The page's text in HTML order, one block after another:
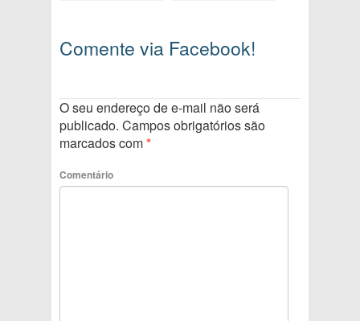
Comente via Facebook!
O seu endereço de e-mail não será
publicado. Campos obrigatórios são
marcados com*
Comentário